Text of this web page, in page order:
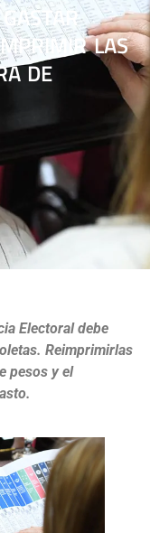
LAS
DE
Electoral debe
Reimprimirlas
pesos y el